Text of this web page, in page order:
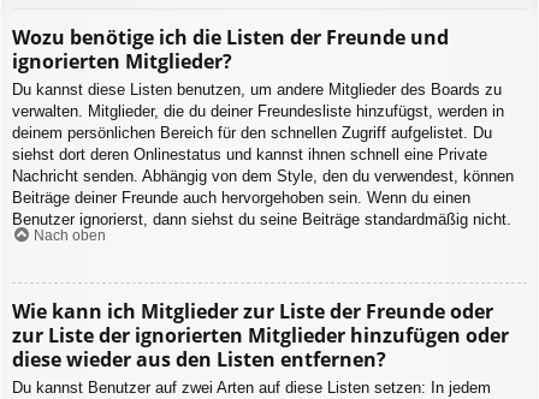
Wozu benötige ich die Listen der Freunde und
ignorierten Mitglieder?
Du kannst diese Listen benutzen, um andere Mitglieder des Boards zu
verwalten. Mitglieder, die du deiner Freundesliste hinzufügst, werden in
deinem persönlichen Bereich für den schnellen Zugriff aufgelistet. Du
siehst dort deren Onlinestatus und kannst ihnen schnell eine Private
Nachricht senden. Abhängig von dem Style, den du verwendest, können
Beiträge deiner Freunde auch hervorgehoben sein. Wenn du einen
Benutzer ignorierst, dann siehst du seine Beiträge standardmäßig nicht.
Nach oben
Wie kann ich Mitglieder zur Liste der Freunde oder
zur Liste der ignorierten Mitglieder hinzufügen oder
diese wieder aus den Listen entfernen?
Du kannst Benutzer auf zwei Arten auf diese Listen setzen: In jedem